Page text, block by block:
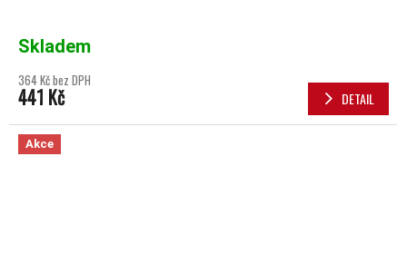
Skladem
364 Kč bez DPH
441 Kč DETAIL
Akce